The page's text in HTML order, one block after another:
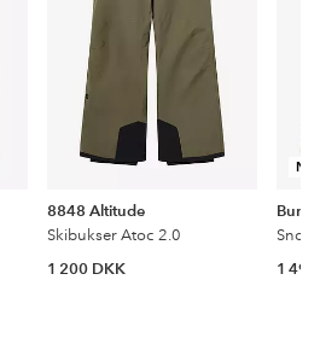
8848 Altitude
Skibukser Atoc 2.0
1 200 DKK
1